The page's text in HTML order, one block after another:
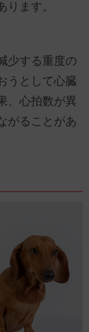
ます。
少する重度の
うとして心臓
、心拍数が異
がることがあ